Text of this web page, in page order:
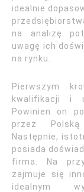
idealnie
na analizę
uwagę ich
na rynku.
Pierwszym
kwalifikacji i
Powinien on
przez
Następnie,
posiada
firma. Na
zajmuje się
idealnym